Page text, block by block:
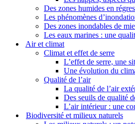
Des zones humides en
Les phénomènes
Des zones inondables de
Les eaux marines : une
Air et climat
Climat et effet de serre
L’effet de serre, une
Une évolution du
Qualité de l’air
La qualité de l’air
Des seuils de qualité
L’air intérieur : une
Biodiversité et milieux naturels